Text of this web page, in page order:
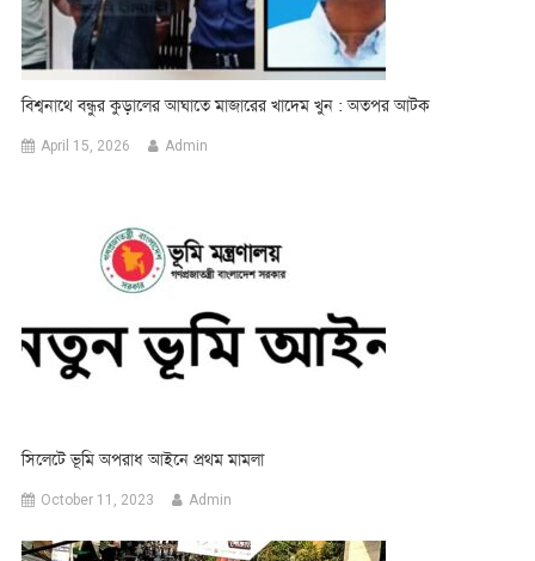
বিশ্বনাথে বন্ধুর কুড়ালের আঘাতে মাজারের খাদেম খুন : অতপর আটক
April 15, 2026 Admin
সিলেটে ভূমি অপরাধ আইনে প্রথম মামলা
October 11, 2023 Admin